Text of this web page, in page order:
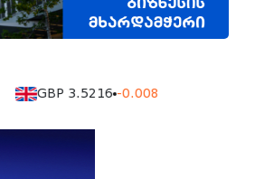
GBP 3.5216 -0.008